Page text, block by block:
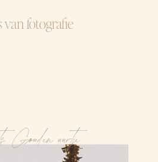
van fotografie
,Gouden uurtje